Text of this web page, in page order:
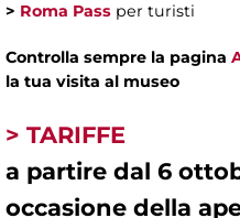
> Roma Pass per turisti
Controlla sempre la pagina
la tua visita al museo
> TARIFFE
a partire dal 6
occasione della